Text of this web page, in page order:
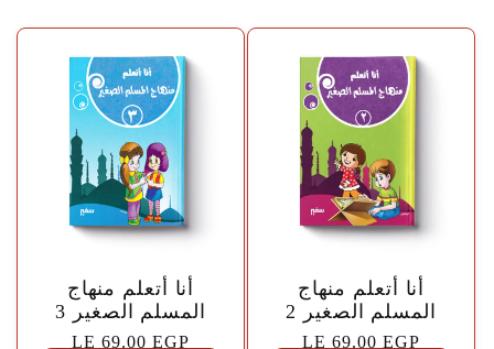
أنا أتعلم منهاج
المسلم الصغير 3
السعر
LE 69.00 EGP
أنا أتعلم منهاج
المسلم الصغير 2
السعر
LE 69.00 EGP